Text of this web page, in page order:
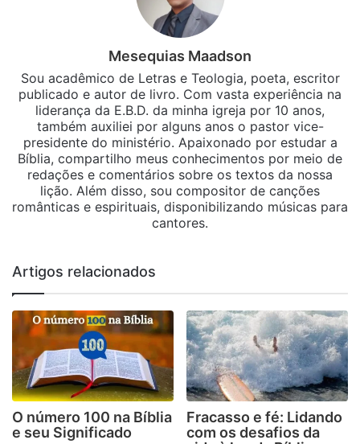
Mesequias Maadson
Sou acadêmico de Letras e Teologia, poeta, escritor
publicado e autor de livro. Com vasta experiência na
liderança da E.B.D. da minha igreja por 10 anos,
também auxiliei por alguns anos o pastor vice-
presidente do ministério. Apaixonado por estudar a
Bíblia, compartilho meus conhecimentos por meio de
redações e comentários sobre os textos da nossa
lição. Além disso, sou compositor de canções
românticas e espirituais, disponibilizando músicas para
cantores.
Artigos relacionados
O número 100 na Bíblia
e seu Significado
Fracasso e fé: Lidando
com os desafios da